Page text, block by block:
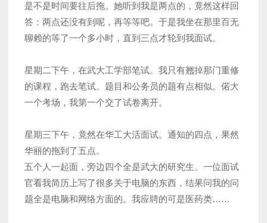
是不是时间要往后拖。她听到我是两点的，竟然这样回
答：两点还没有到呢，再等等吧。于是我坐在那里百无
聊赖的等了一个多小时，直到三点才轮到我面试。
星期二下午，在武大工学部笔试。我只有翘掉那门重修
的课程，跑去笔试。题目和公务员的题有点相似。偌大
一个考场，我第一个交了试卷离开。
星期三下午，竟然在华工大活面试。通知的四点，果然
华丽的拖到了五点。
五个人一起面，旁边四个全是武大的研究生。一位面试
官看我简历上写了很多关于电脑的东西，结果问我的问
题全是电脑和网络方面的。我应聘的可是医药类……